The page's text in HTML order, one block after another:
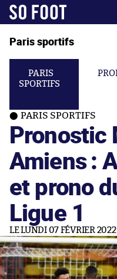
Paris sportifs
PARIS
SPORTIFS
PARIS SPORTIFS
Pronostic
Amiens :
et prono
Ligue 1
LE LUNDI 07 FÉVRIER 2022